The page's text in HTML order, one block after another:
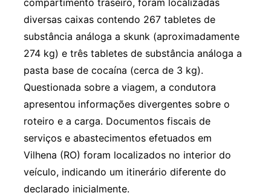
compartimento traseiro, foram localizadas
diversas caixas contendo 267 tabletes de
substância análoga a skunk (aproximadamente
274 kg) e três tabletes de substância análoga a
pasta base de cocaína (cerca de 3 kg).
Questionada sobre a viagem, a condutora
apresentou informações divergentes sobre o
roteiro e a carga. Documentos fiscais de
serviços e abastecimentos efetuados em
Vilhena (RO) foram localizados no interior do
veículo, indicando um itinerário diferente do
declarado inicialmente.